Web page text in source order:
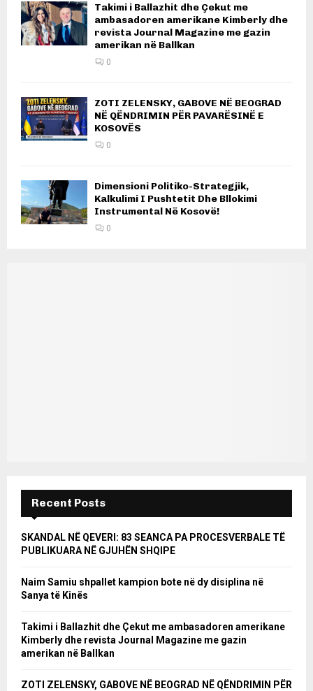
Takimi i Ballazhit dhe Çekut me
ambasadoren amerikane Kimberly dhe
revista Journal Magazine me gazin
amerikan në Ballkan
0
ZOTI ZELENSKY, GABOVE NË BEOGRAD
NË QËNDRIMIN PËR PAVARËSINË E
KOSOVËS
0
Dimensioni Politiko-Strategjik,
Kalkulimi I Pushtetit Dhe Bllokimi
Instrumental Në Kosovë!
0
Recent Posts
SKANDAL NË QEVERI: 83 SEANCA PA PROCESVERBALE TË
PUBLIKUARA NË GJUHËN SHQIPE
Naim Samiu shpallet kampion bote në dy disiplina në
Sanya të Kinës
Takimi i Ballazhit dhe Çekut me ambasadoren amerikane
Kimberly dhe revista Journal Magazine me gazin
amerikan në Ballkan
ZOTI ZELENSKY, GABOVE NË BEOGRAD NË QËNDRIMIN PËR